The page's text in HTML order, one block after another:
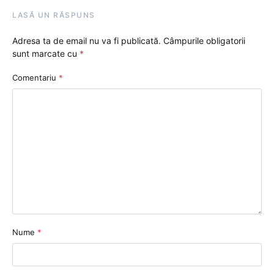
LASĂ UN RĂSPUNS
Adresa ta de email nu va fi publicată. Câmpurile obligatorii
sunt marcate cu *
Comentariu *
Nume *